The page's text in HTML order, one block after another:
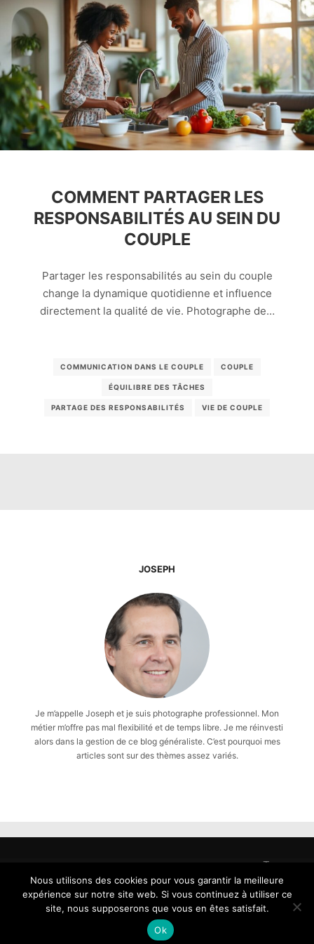
COMMENT PARTAGER LES
RESPONSABILITÉS AU SEIN DU
COUPLE
Partager les responsabilités au sein du couple
change la dynamique quotidienne et influence
directement la qualité de vie. Photographe de…
COMMUNICATION DANS LE COUPLE COUPLE
ÉQUILIBRE DES TÂCHES
PARTAGE DES RESPONSABILITÉS VIE DE COUPLE
JOSEPH
Je m’appelle Joseph et je suis photographe professionnel. Mon
métier m’offre pas mal flexibilité et de temps libre. Je me réinvesti
alors dans la gestion de ce blog généraliste. C’est pourquoi mes
articles sont sur des thèmes assez variés.
Tous
droits
reservés
-
Nous utilisons des cookies pour vous garantir la meilleure
expérience sur notre site web. Si vous continuez à utiliser ce
site, nous supposerons que vous en êtes satisfait.
Ok